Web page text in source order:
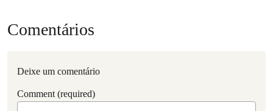
Comentários
Deixe um comentário
Comment (required)